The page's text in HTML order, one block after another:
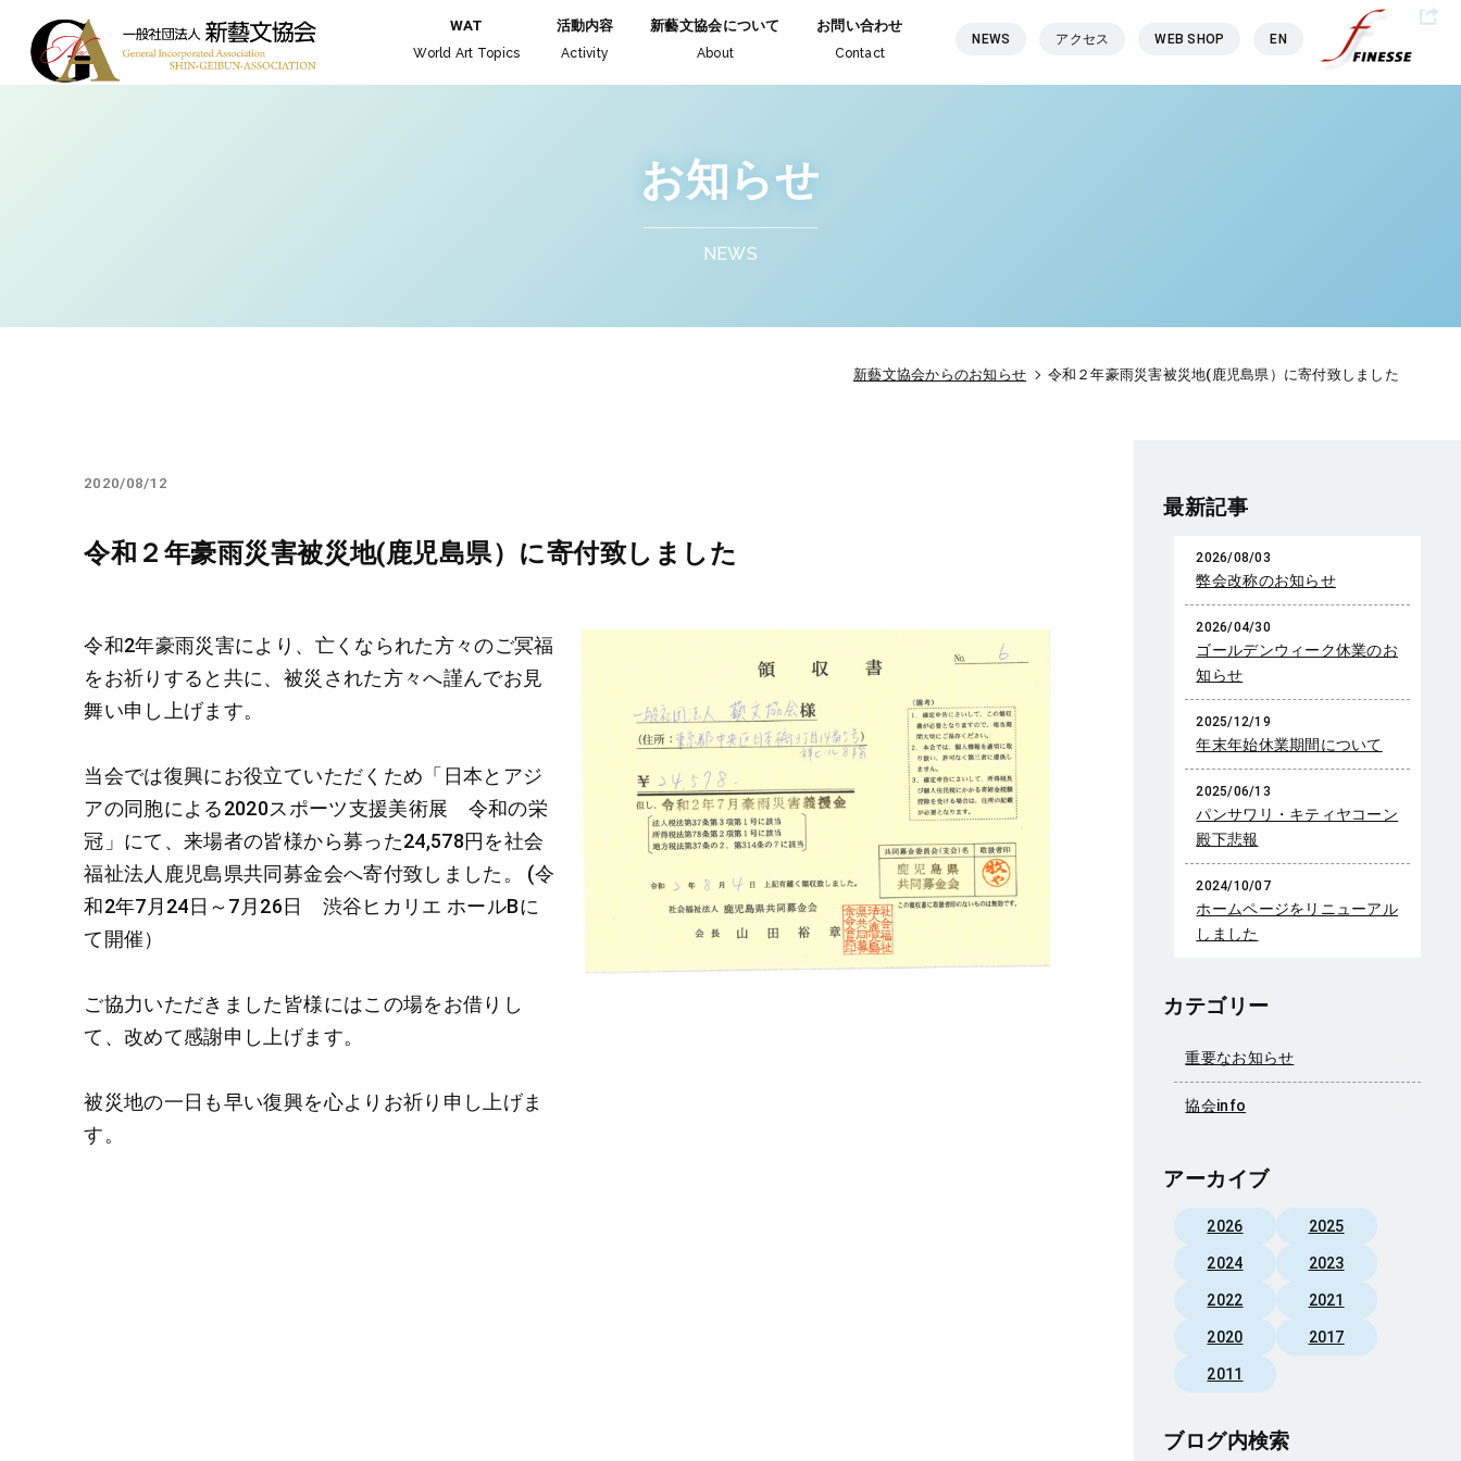
WAT
World Art Topics
活動内容
Activity
新藝文協会について
About
お問い合わせ
Contact
NEWS アクセス WEB SHOP EN
お知らせ
NEWS
新藝文協会からのお知らせ 令和２年豪雨災害被災地(鹿児島県）に寄付致しました
2020/08/12
令和２年豪雨災害被災地(鹿児島県）に寄付致しました
令和2年豪雨災害により、亡くなられた方々のご冥福
をお祈りすると共に、被災された方々へ謹んでお見
舞い申し上げます。
当会では復興にお役立ていただくため「日本とアジ
アの同胞による2020スポーツ支援美術展 令和の栄
冠」にて、来場者の皆様から募った24,578円を社会
福祉法人鹿児島県共同募金会へ寄付致しました。 (令
和2年7月24日～7月26日 渋谷ヒカリエ ホールBに
て開催）
ご協力いただきました皆様にはこの場をお借りし
て、改めて感謝申し上げます。
被災地の一日も早い復興を心よりお祈り申し上げま
す。
最新記事
2026/08/03
弊会改称のお知らせ
2026/04/30
ゴールデンウィーク休業のお
知らせ
2025/12/19
年末年始休業期間について
2025/06/13
パンサワリ・キティヤコーン
殿下悲報
2024/10/07
ホームページをリニューアル
しました
カテゴリー
重要なお知らせ
協会info
アーカイブ
2026 2025
2024 2023
2022 2021
2020 2017
2011
ブログ内検索